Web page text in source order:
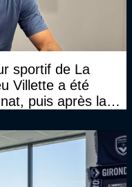
sportif de La
Villette a été
puis après la